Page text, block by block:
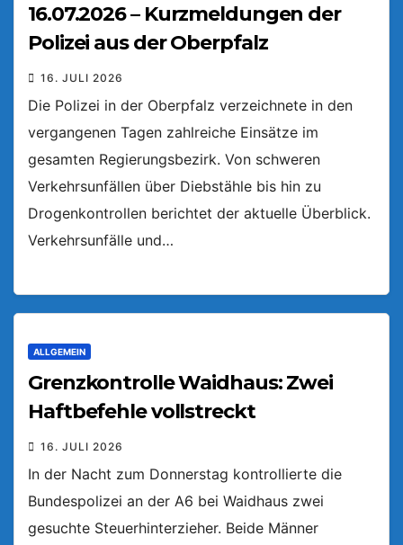
16.07.2026 – Kurzmeldungen der
Polizei aus der Oberpfalz
16. JULI 2026
Die Polizei in der Oberpfalz verzeichnete in den
vergangenen Tagen zahlreiche Einsätze im
gesamten Regierungsbezirk. Von schweren
Verkehrsunfällen über Diebstähle bis hin zu
Drogenkontrollen berichtet der aktuelle Überblick.
Verkehrsunfälle und…
ALLGEMEIN
Grenzkontrolle Waidhaus: Zwei
Haftbefehle vollstreckt
16. JULI 2026
In der Nacht zum Donnerstag kontrollierte die
Bundespolizei an der A6 bei Waidhaus zwei
gesuchte Steuerhinterzieher. Beide Männer